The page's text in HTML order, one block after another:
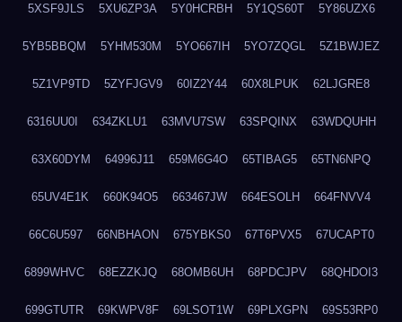
5XSF9JLS 5XU6ZP3A 5Y0HCRBH 5Y1QS60T 5Y86UZX6
5YB5BBQM 5YHM530M 5YO667IH 5YO7ZQGL 5Z1BWJEZ
5Z1VP9TD 5ZYFJGV9 60IZ2Y44 60X8LPUK 62LJGRE8
6316UU0I 634ZKLU1 63MVU7SW 63SPQINX 63WDQUHH
63X60DYM 64996J11 659M6G4O 65TIBAG5 65TN6NPQ
65UV4E1K 660K94O5 663467JW 664ESOLH 664FNVV4
66C6U597 66NBHAON 675YBKS0 67T6PVX5 67UCAPT0
6899WHVC 68EZZKJQ 68OMB6UH 68PDCJPV 68QHDOI3
699GTUTR 69KWPV8F 69LSOT1W 69PLXGPN 69S53RP0